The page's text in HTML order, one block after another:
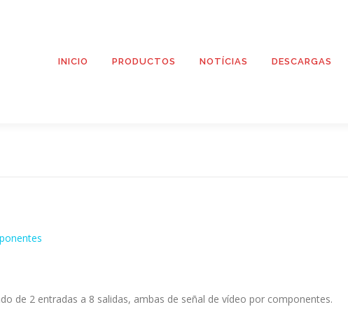
INICIO PRODUCTOS NOTÍCIAS DESCARGAS
de 2 entradas a 8 salidas, ambas de señal de vídeo por componentes.